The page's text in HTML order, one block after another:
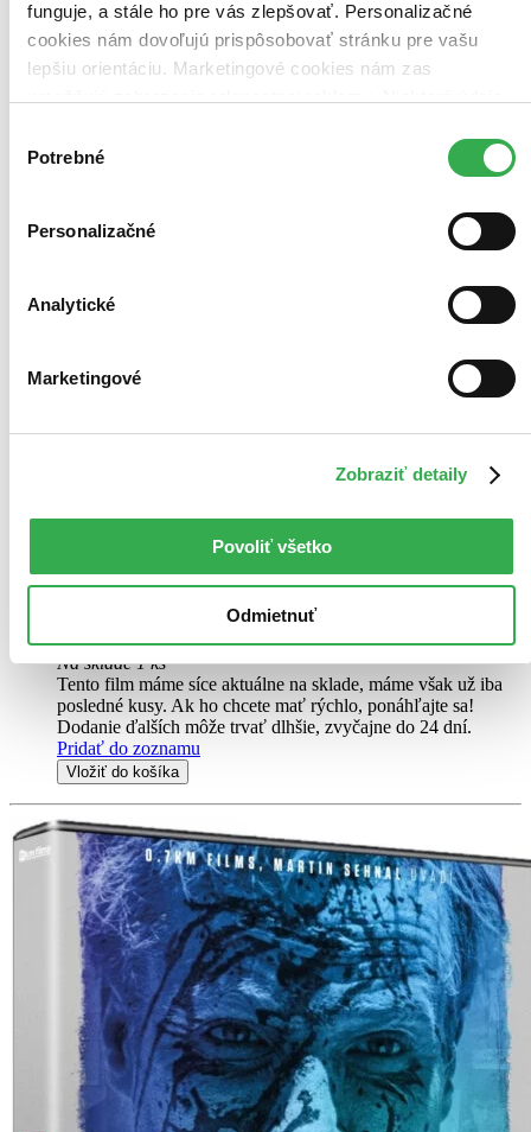
funguje, a stále ho pre vás zlepšovať. Personalizačné
cookies nám dovoľujú prispôsobovať stránku pre vašu
lepšiu orientáciu. Marketingové cookies nám zas
keby sme mohli používať všetky tieto cookies. Ďakujeme!
súhlasu
Potrebné
Personalizačné
Analytické
Marketingové
Zobraziť detaily
Povoliť všetko
Odmietnuť
To se vysvětlí, soudruzi!
2 CD
Jan Cina
ďalší
14,80 €
Na sklade 1 ks
Tento film máme síce aktuálne na sklade, máme však už iba
posledné kusy. Ak ho chcete mať rýchlo, ponáhľajte sa!
Dodanie ďalších môže trvať dlhšie, zvyčajne do 24 dní.
Pridať do zoznamu
Vložiť do košíka